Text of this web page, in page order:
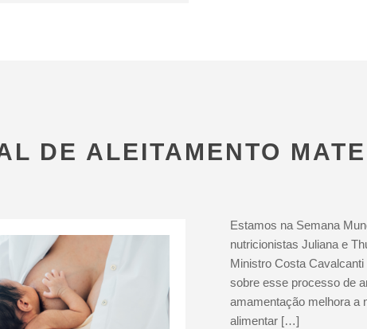
DE ALEITAMENTO
Estamos na Semana
nutricionistas Juliana e
Ministro Costa
sobre esse processo de
amamentação melhora a
alimentar […]